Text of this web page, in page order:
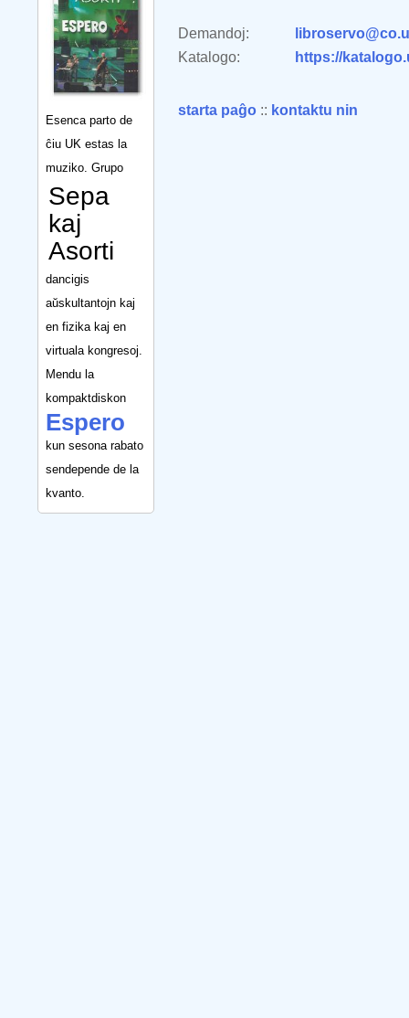
Esenca parto de
ĉiu UK estas la
muziko. Grupo
Sepa
kaj
Asorti
dancigis
aŭskultantojn kaj
en fizika kaj en
virtuala kongresoj.
Mendu la
kompaktdiskon
Espero
kun sesona rabato
sendepende de la
kvanto.
Demandoj:
Katalogo:
https://
starta paĝo :: kontaktu nin